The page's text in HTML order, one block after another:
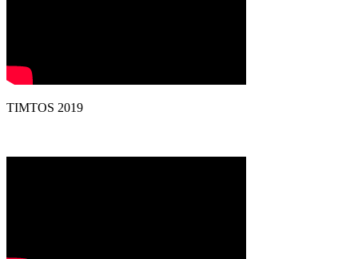
TIMTOS 2019